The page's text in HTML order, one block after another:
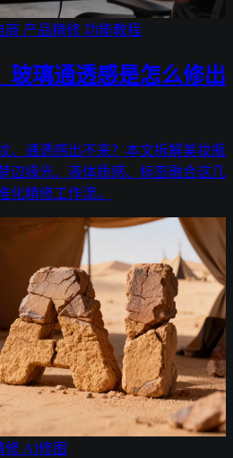
商 产品精修 功能教程
玻璃通透感是怎么修出
、通透感出不来？本文拆解美妆瓶
边缘光、液体质感、标签融合这几
化精修工作流。
修 AI修图